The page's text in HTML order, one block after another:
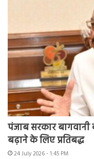
पंजाब सरकार
बढ़ाने के लिए प्रतिबद्ध
24 July 2026 - 1:45 PM